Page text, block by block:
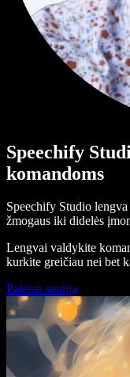
Speechify
komandoms
Speechify Studio
žmogaus iki didelės
Lengvai valdykite
kurkite greičiau nei bet
Paleisti studiją